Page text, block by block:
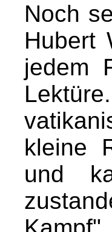
Noch
Hubert
jedem
kleine
und